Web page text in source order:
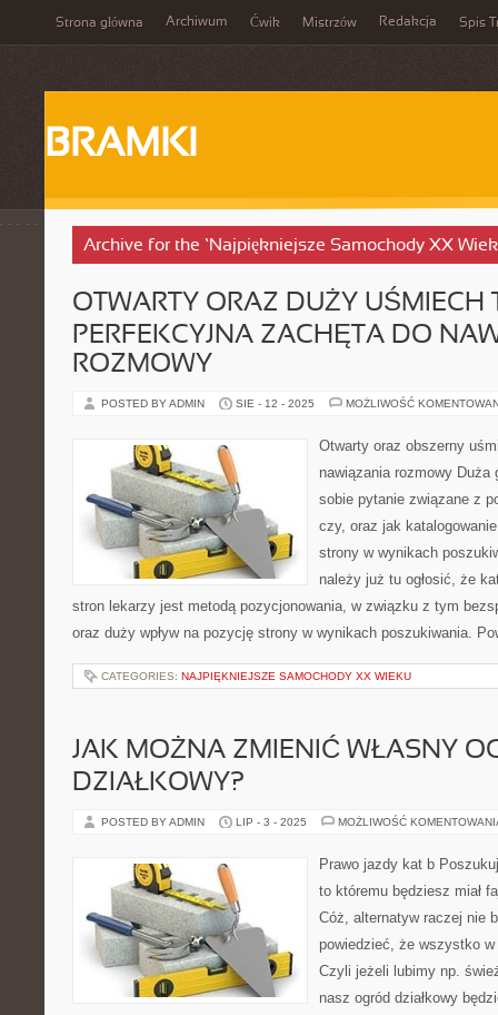
Strona główna Archiwum Ćwik Mistrzów Redakcja Spis
BRAMKI
Archive for the ‘Najpiękniejsze Samochody XX
OTWARTY ORAZ DUŻY UŚMIECH
PERFEKCYJNA ZACHĘTA DO
ROZMOWY
POSTED BY ADMIN SIE - 12 - 2025 MOŻLIWOŚĆ
Otwarty oraz obszerny
nawiązania rozmowy Duża
sobie pytanie związane z
czy, oraz jak
strony w wynikach
należy już tu ogłosić, że
stron lekarzy jest metodą pozycjonowania, w związku z tym
oraz duży wpływ na pozycję strony w wynikach poszukiwania.
CATEGORIES: NAJPIĘKNIEJSZE SAMOCHODY XX WIEKU
JAK MOŻNA ZMIENIĆ WŁASNY
DZIAŁKOWY?
POSTED BY ADMIN LIP - 3 - 2025 MOŻLIWOŚĆ
Prawo jazdy kat b
to któremu będziesz miał
Cóż, alternatyw raczej nie
powiedzieć, że wszystko
Czyli jeżeli lubimy np.
nasz ogród działkowy